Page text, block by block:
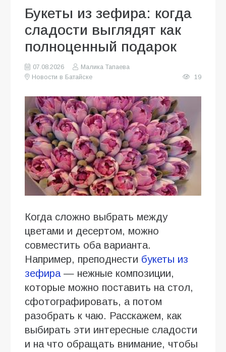
Букеты из зефира: когда
сладости выглядят как
полноценный подарок
07.08.2026
Малика Тапаева
Новости в Батайске
19
Когда сложно выбрать между
цветами и десертом, можно
совместить оба варианта.
Например, преподнести букеты из
зефира— нежные композиции,
которые можно поставить на стол,
сфотографировать, а потом
разобрать к чаю. Расскажем, как
выбирать эти интересные сладости
и на что обращать внимание, чтобы